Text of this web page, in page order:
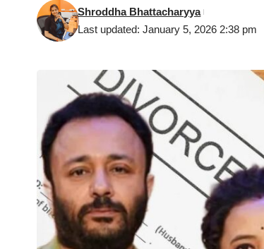
Last updated: January 5, 2026 2:38 pm
Shroddha Bhattacharyya